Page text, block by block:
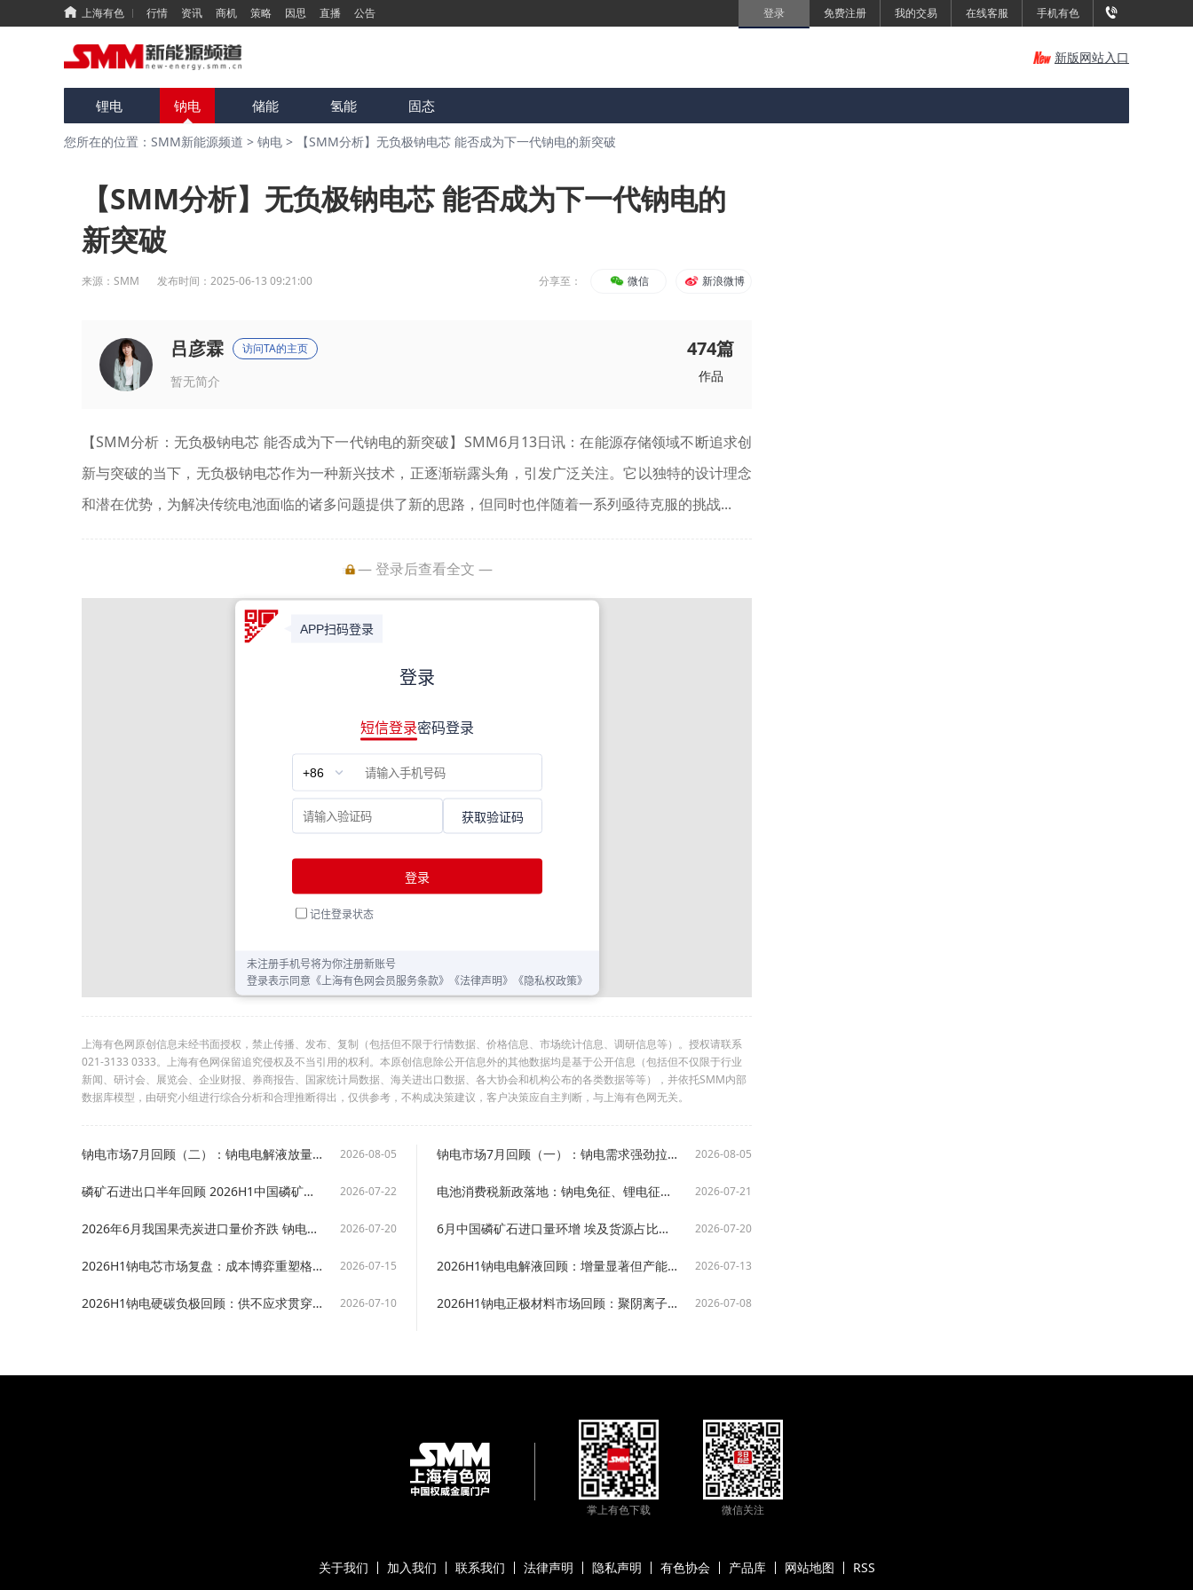
上海有色 行情 资讯 商机 策略 因思 直播 公告 登录 免费注册 我的交易 在线客服 手机有色
新版网站入口
锂电 钠电 储能 氢能 固态
您所在的位置：SMM新能源频道 > 钠电 > 【SMM分析】无负极钠电芯 能否成为下一代钠电的新突破
【SMM分析】无负极钠电芯 能否成为下一代钠电的
新突破
来源： SMM 发布时间： 2025-06-13 09:21:00 分享至： 微信 新浪微博
吕彦霖 访问TA的主页
暂无简介
474篇
作品
【SMM分析：无负极钠电芯 能否成为下一代钠电的新突破】SMM6月13日讯：在能源存储领域不断追求创
新与突破的当下，无负极钠电芯作为一种新兴技术，正逐渐崭露头角，引发广泛关注。它以独特的设计理念
和潜在优势，为解决传统电池面临的诸多问题提供了新的思路，但同时也伴随着一系列亟待克服的挑战...
— 登录后查看全文 —
上海有色网原创信息未经书面授权，禁止传播、发布、复制（包括但不限于行情数据、价格信息、市场统计信息、调研信息等）。授权请联系
021-3133 0333。上海有色网保留追究侵权及不当引用的权利。本原创信息除公开信息外的其他数据均是基于公开信息（包括但不仅限于行业
新闻、研讨会、展览会、企业财报、券商报告、国家统计局数据、海关进出口数据、各大协会和机构公布的各类数据等等），并依托SMM内部
数据库模型，由研究小组进行综合分析和合理推断得出，仅供参考，不构成决策建议，客户决策应自主判断，与上海有色网无关。
钠电市场7月回顾（二）：钠电电解液放量格局初变，钠电芯蓄力待发【SMM分析】 2026-08-05 钠电市场7月回顾（一）：钠电需求强劲拉动产能扩张，供应偏紧格局短期难解【SMM分析】 2026-08-05
磷矿石进出口半年回顾 2026H1中国磷矿石进口升至百万吨出口放量3倍【SMM分析】 2026-07-22 电池消费税新政落地：钠电免征、锂电征税，钠电迎来“免税红利期”【SMM分析】 2026-07-21
2026年6月我国果壳炭进口量价齐跌 钠电硬碳成本回落助推产业化进程【SMM分析】 2026-07-20 6月中国磷矿石进口量环增 埃及货源占比骤降约旦摩洛哥等替代货源放量【SMM分析】 2026-07-20
2026H1钠电芯市场复盘：成本博弈重塑格局 产销共振驱动增长【SMM分析】 2026-07-15 2026H1钠电电解液回顾：增量显著但产能隐忧渐深，原材料瓶颈成核心掣肘【SMM分析】 2026-07-13
2026H1钠电硬碳负极回顾：供不应求贯穿整线，产能突围与品质升级并进【SMM分析】 2026-07-10 2026H1钠电正极材料市场回顾：聚阴离子主导深化，供需缺口渐次显形【SMM分析】 2026-07-08
掌上有色下载 微信关注
关于我们 加入我们 联系我们 法律声明 隐私声明 有色协会 产品库 网站地图 RSS